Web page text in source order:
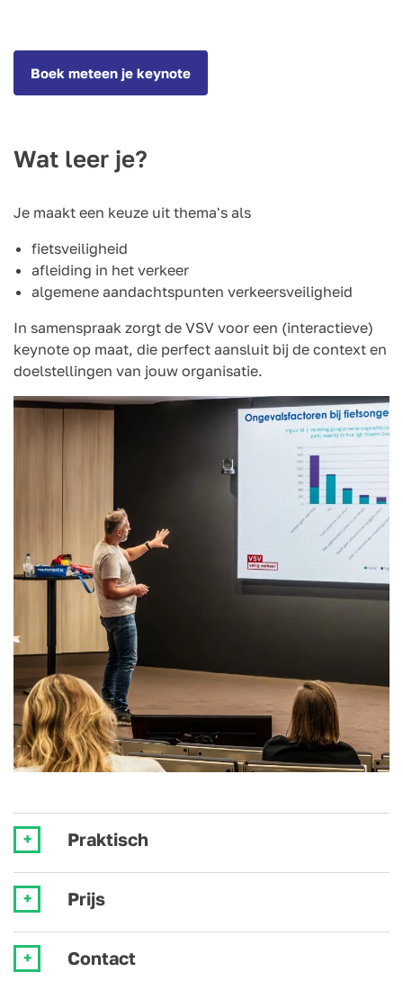
Boek meteen je keynote
Wat leer je?
Je maakt een keuze uit thema's als
fietsveiligheid
afleiding in het verkeer
algemene aandachtspunten verkeersveiligheid
In samenspraak zorgt de VSV voor een (interactieve)
keynote op maat, die perfect aansluit bij de context en
doelstellingen van jouw organisatie.
Praktisch
Prijs
Contact